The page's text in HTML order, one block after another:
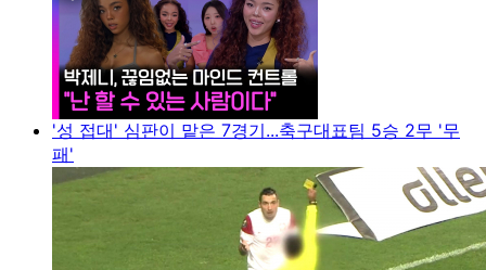
'성 접대' 심판이 맡은 7경기...축구대표팀 5승 2무 '무
패'